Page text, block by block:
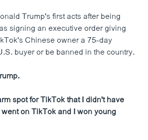
Trump's first acts after being
signing an executive order giving
Chinese owner a 75-day
buyer or be banned in the country.
spot for TikTok that I didn't have
on TikTok and I won young